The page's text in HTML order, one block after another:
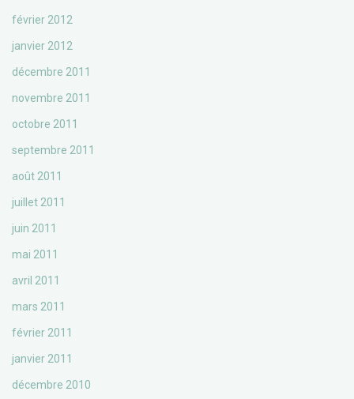
février 2012
janvier 2012
décembre 2011
novembre 2011
octobre 2011
septembre 2011
août 2011
juillet 2011
juin 2011
mai 2011
avril 2011
mars 2011
février 2011
janvier 2011
décembre 2010